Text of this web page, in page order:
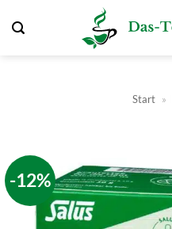
Inhalt
Start »
-12%